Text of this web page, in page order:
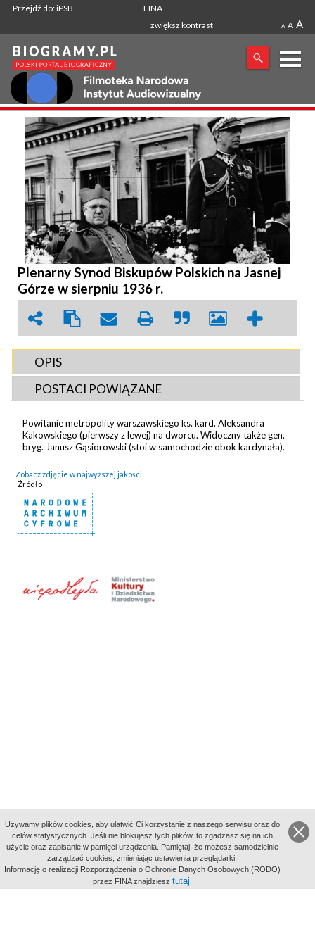
Przejdź do: iPSB
FINA
zwiększ kontrast
A A A
X
SZUKANA FRAZA
Plenarny Synod Biskupów Polskich na Jasnej
Górze w sierpniu 1936 r.
OPIS
POSTACI POWIĄZANE
Powitanie metropolity warszawskiego ks. kard. Aleksandra
Kakowskiego (pierwszy z lewej) na dworcu. Widoczny także gen.
bryg. Janusz Gąsiorowski (stoi w samochodzie obok kardynała).
Zobacz zdjęcie w najwyższej jakości
Źródło
aktywności
Uzywamy plików cookies, aby ułatwić Ci korzystanie z naszego serwisu oraz do
celów statystycznych. Jeśli nie blokujesz tych plików, to zgadzasz się na ich
użycie oraz zapisanie w pamięci urządzenia. Pamiętaj, że możesz samodzielnie
zarządzać cookies, zmieniając ustawienia przeglądarki.
Informację o realizacji Rozporządzenia o Ochronie Danych Osobowych (RODO)
przez FINA znajdziesz tutaj